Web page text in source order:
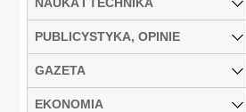
PUBLICYSTYKA, OPINIE
GAZETA
EKONOMIA